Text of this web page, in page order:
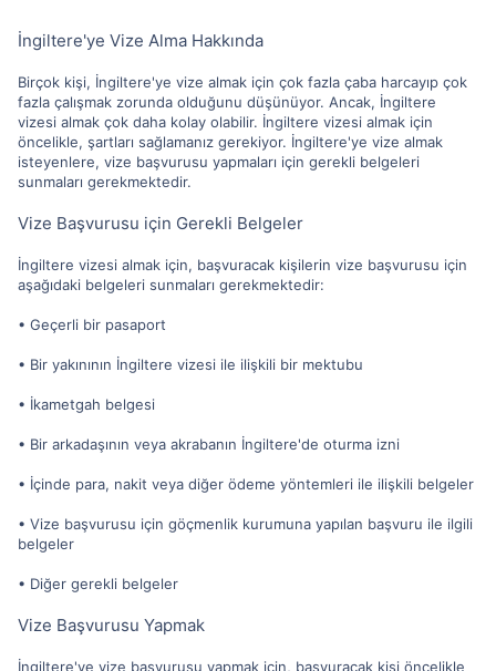
İngiltere'ye Vize Alma Hakkında
Birçok kişi, İngiltere'ye vize almak için çok fazla çaba harcayıp çok
fazla çalışmak zorunda olduğunu düşünüyor. Ancak, İngiltere
vizesi almak çok daha kolay olabilir. İngiltere vizesi almak için
öncelikle, şartları sağlamanız gerekiyor. İngiltere'ye vize almak
isteyenlere, vize başvurusu yapmaları için gerekli belgeleri
sunmaları gerekmektedir.
Vize Başvurusu için Gerekli Belgeler
İngiltere vizesi almak için, başvuracak kişilerin vize başvurusu için
aşağıdaki belgeleri sunmaları gerekmektedir:
• Geçerli bir pasaport
• Bir yakınının İngiltere vizesi ile ilişkili bir mektubu
• İkametgah belgesi
• Bir arkadaşının veya akrabanın İngiltere'de oturma izni
• İçinde para, nakit veya diğer ödeme yöntemleri ile ilişkili belgeler
• Vize başvurusu için göçmenlik kurumuna yapılan başvuru ile ilgili
belgeler
• Diğer gerekli belgeler
Vize Başvurusu Yapmak
İngiltere'ye vize başvurusu yapmak için, başvuracak kişi öncelikle